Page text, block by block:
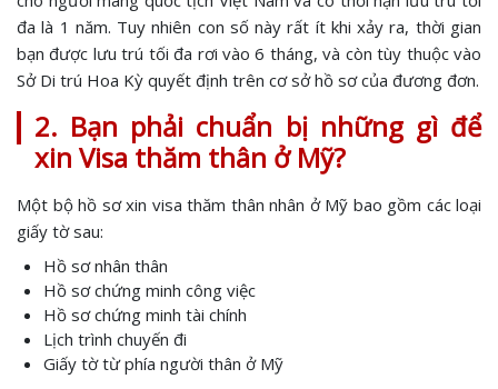
đa là 1 năm. Tuy nhiên con số này rất ít khi xảy ra, thời gian
bạn được lưu trú tối đa rơi vào 6 tháng, và còn tùy thuộc vào
Sở Di trú Hoa Kỳ quyết định trên cơ sở hồ sơ của đương đơn.
2. Bạn phải chuẩn bị những gì để
xin Visa thăm thân ở Mỹ?
Một bộ hồ sơ xin visa thăm thân nhân ở Mỹ bao gồm các loại
giấy tờ sau:
Hồ sơ nhân thân
Hồ sơ chứng minh công việc
Hồ sơ chứng minh tài chính
Lịch trình chuyến đi
Giấy tờ từ phía người thân ở Mỹ